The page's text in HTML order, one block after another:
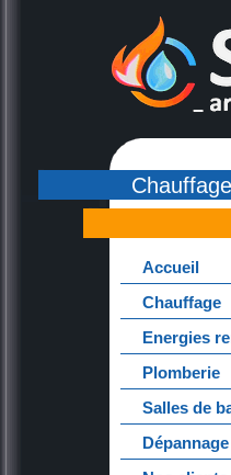
Accueil
Chauffage
Energies
Plomberie
Salles de
Dépannage